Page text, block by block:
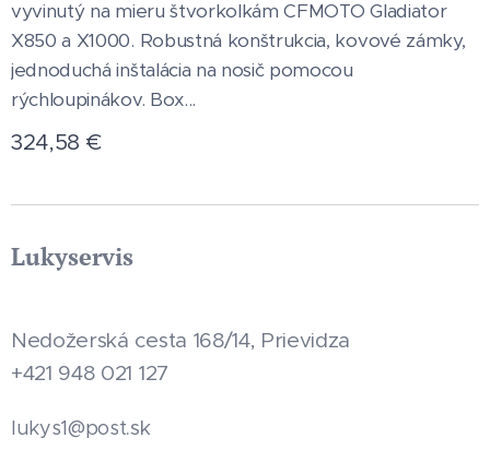
vyvinutý na mieru štvorkolkám CFMOTO Gladiator
X850 a X1000. Robustná konštrukcia, kovové zámky,
jednoduchá inštalácia na nosič pomocou
rýchloupinákov. Box...
324,58 €
Lukyservis
Nedožerská cesta 168/14, Prievidza
+421 948 021 127
lukys1@post.sk